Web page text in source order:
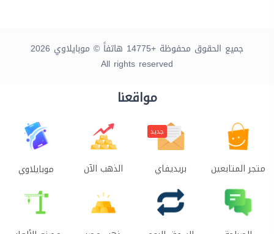
جميع الحقوق محفوظة +14775 هاتفاً © موبايلاوي 2026
All rights reserved